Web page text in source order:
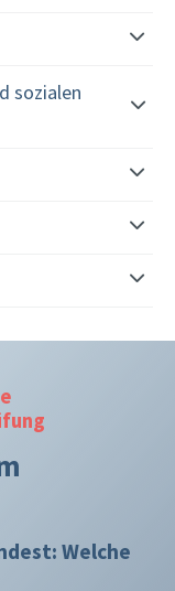
sozialen
Welche